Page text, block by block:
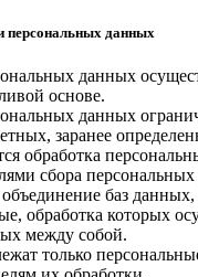
персональных данных
данных
основе.
данных
заранее
обработка
сбора
баз
обработка которых
между собой.
только